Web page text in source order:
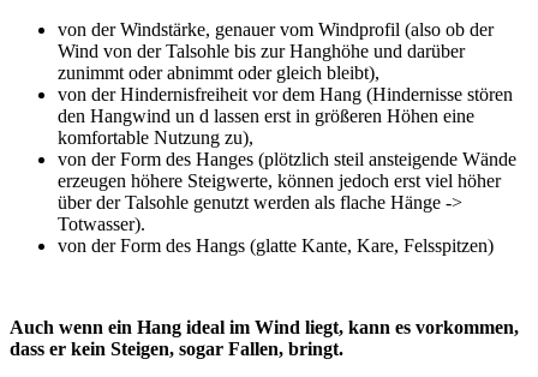
von der Windstärke, genauer vom Windprofil (also ob der
Wind von der Talsohle bis zur Hanghöhe und darüber
zunimmt oder abnimmt oder gleich bleibt),
von der Hindernisfreiheit vor dem Hang (Hindernisse stören
den Hangwind un d lassen erst in größeren Höhen eine
komfortable Nutzung zu),
von der Form des Hanges (plötzlich steil ansteigende Wände
erzeugen höhere Steigwerte, können jedoch erst viel höher
über der Talsohle genutzt werden als flache Hänge ->
Totwasser).
von der Form des Hangs (glatte Kante, Kare, Felsspitzen)
Auch wenn ein Hang ideal im Wind liegt, kann es vorkommen,
dass er kein Steigen, sogar Fallen, bringt.